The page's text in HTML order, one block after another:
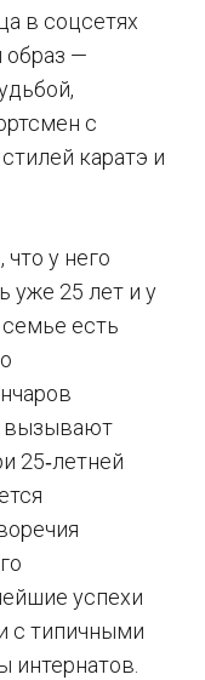
в соцсетях
образ —
с
каратэ и
что у него
уже 25 лет и у
есть
вызывают
25‑летней
успехи
с типичными
интернатов.